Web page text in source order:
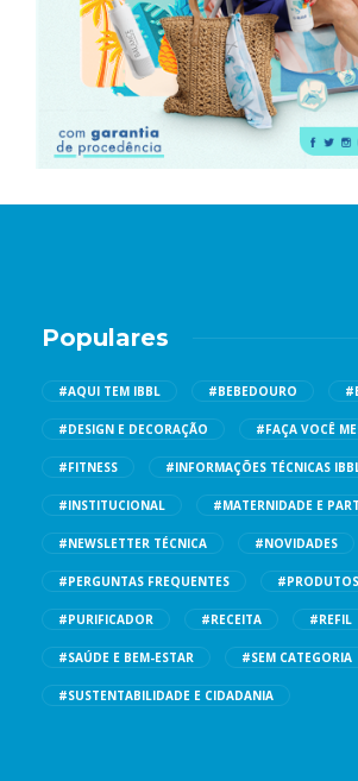
Populares
#AQUI TEM IBBL #BEBEDOURO
#DESIGN E DECORAÇÃO #FAÇA VOCÊ
#FITNESS #INFORMAÇÕES TÉCNICAS
#INSTITUCIONAL #MATERNIDADE E
#NEWSLETTER TÉCNICA #NOVIDADES
#PERGUNTAS FREQUENTES
#PURIFICADOR #RECEITA #REFIL
#SAÚDE E BEM-ESTAR #SEM CATEGORIA
#SUSTENTABILIDADE E CIDADANIA